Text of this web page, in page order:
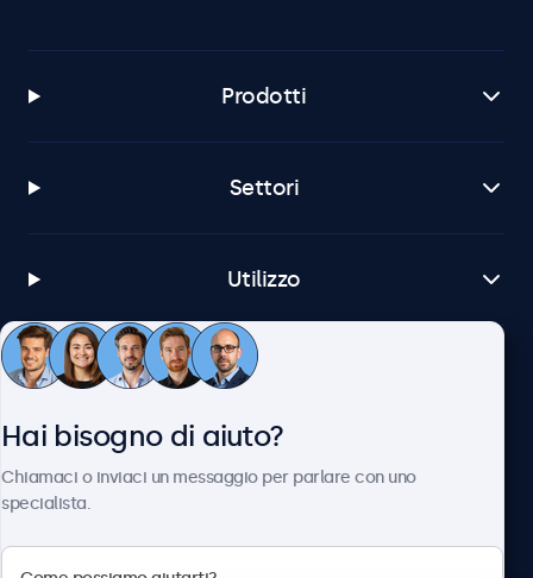
Prodotti
Settori
Utilizzo
Servizio Clienti
Hai bisogno di aiuto?
Chiamaci o inviaci un messaggio per parlare con uno
specialista.